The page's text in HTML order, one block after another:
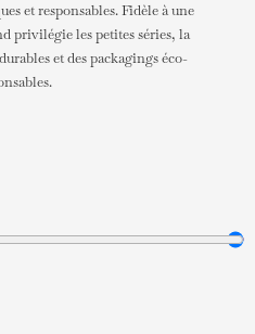
et responsables. Fidèle à une
privilégie les petites séries, la
et des packagings éco-